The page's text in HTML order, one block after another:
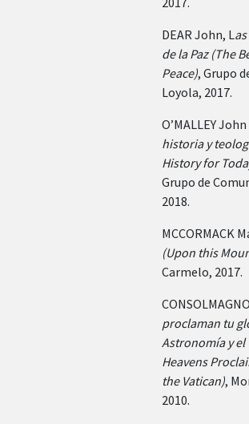
DEAR John, L
de la Paz (The
Peace), Grupo
Loyola, 2017.
O’MALLEY John
historia y
History for
Grupo de
2018.
MCCORMACK
(Upon this
Carmelo, 2017.
proclaman tu
Astronomía y el
Heavens
the Vatican),
2010.